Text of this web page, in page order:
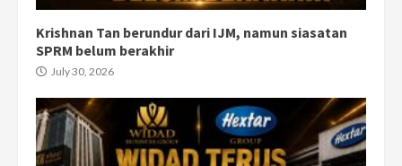
Krishnan Tan berundur dari IJM, namun siasatan
SPRM belum berakhir
July 30, 2026